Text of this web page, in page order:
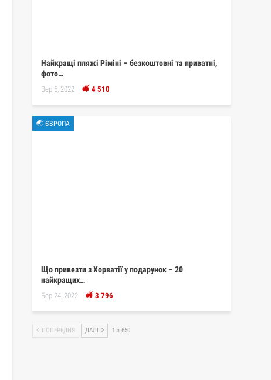
Найкращі пляжі Ріміні – безкоштовні та приватні,
фото…
Вер 5, 2022 4 510
🌏 ЄВРОПА
Що привезти з Хорватії у подарунок – 20
найкращих…
Бер 24, 2022 3 796
ПОПЕРЕДНЯ ДАЛІ 1 з 650